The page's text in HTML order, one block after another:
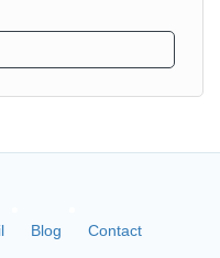
Blog Contact